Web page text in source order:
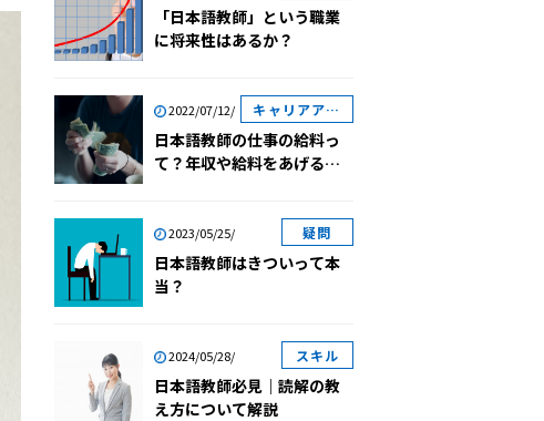
「日本語教師」という職業
に将来性はあるか？
2022/07/12/
キャリアアッ
プ
日本語教師の仕事の給料っ
て？年収や給料をあげるコ
2023/05/25/ 疑問
日本語教師はきついって本
当？
2024/05/28/ スキル
日本語教師必見｜読解の教
え方について解説